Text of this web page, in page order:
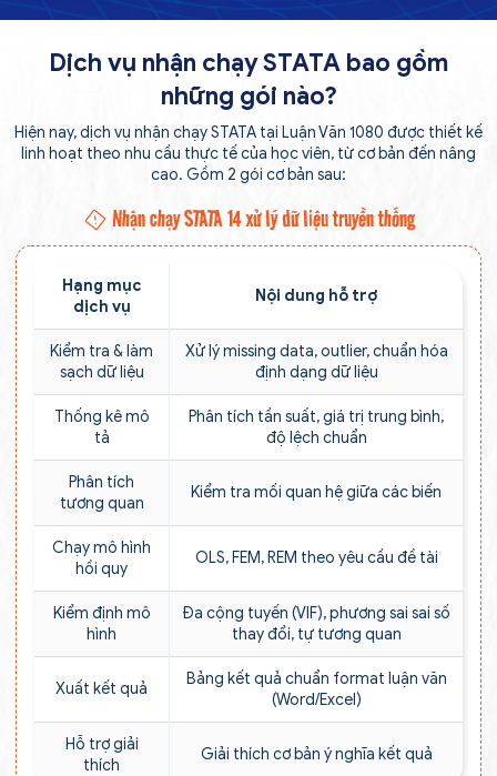
Dịch vụ nhận chạy STATA bao gồm
những gói nào?
Hiện nay, dịch vụ nhận chạy STATA tại Luận Văn 1080 được thiết kế
linh hoạt theo nhu cầu thực tế của học viên, từ cơ bản đến nâng
cao. Gồm 2 gói cơ bản sau:
Nhận chạy STATA 14 xử lý dữ liệu truyền thống
Hạng mục
dịch vụ
Nội dung hỗ trợ
Kiểm tra & làm
sạch dữ liệu
Xử lý missing data, outlier, chuẩn hóa
định dạng dữ liệu
Thống kê mô
tả
Phân tích tần suất, giá trị trung bình,
độ lệch chuẩn
Phân tích
tương quan
Kiểm tra mối quan hệ giữa các biến
Chạy mô hình
hồi quy
OLS, FEM, REM theo yêu cầu đề tài
Kiểm định mô
hình
Đa cộng tuyến (VIF), phương sai sai số
thay đổi, tự tương quan
Xuất kết quả
Bảng kết quả chuẩn format luận văn
(Word/Excel)
Hỗ trợ giải
thích
Giải thích cơ bản ý nghĩa kết quả